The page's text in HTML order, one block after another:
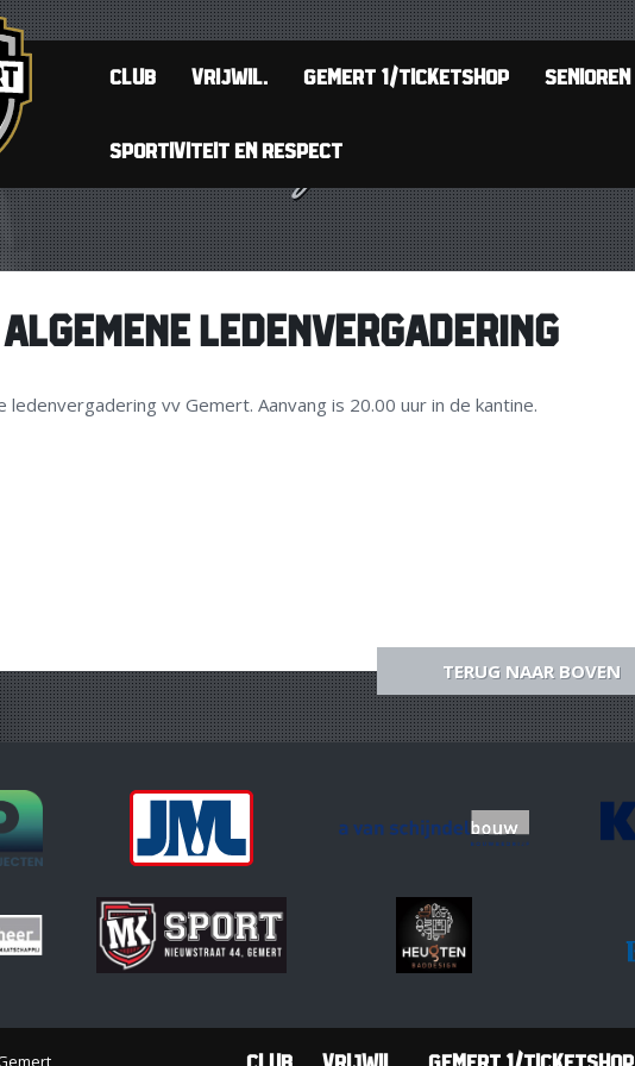
CLUB VRIJWIL. GEMERT 1/TICKETSHOP SENIOREN
SPORTIVITEIT EN RESPECT
LEDENVERGADERING
ledenvergadering vv Gemert. Aanvang is 20.00 uur in de kantine.
TERUG NAAR BOVEN